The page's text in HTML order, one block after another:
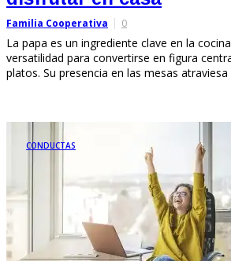
Familia Cooperativa 0
La papa es un ingrediente clave en la
versatilidad para convertirse en figura
platos. Su presencia en las mesas
CONDUCTAS